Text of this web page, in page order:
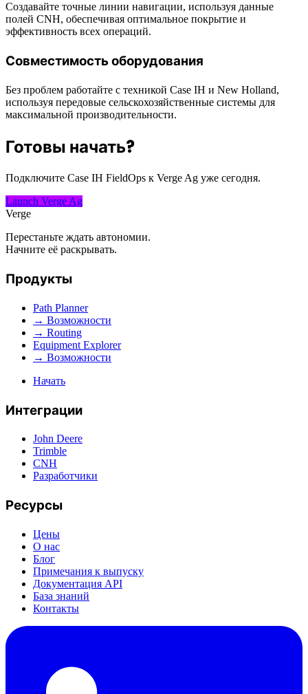
Создавайте точные линии навигации, используя данные
полей CNH, обеспечивая оптимальное покрытие и
эффективность всех операций.
Совместимость оборудования
Без проблем работайте с техникой Case IH и New Holland,
используя передовые сельскохозяйственные системы для
максимальной производительности.
Готовы начать?
Подключите Case IH FieldOps к Verge Ag уже сегодня.
Launch Verge Ag
Verge
Перестаньте ждать автономии.
Начните её раскрывать.
Продукты
Path Planner
→ Возможности
→ Routing
Equipment Explorer
→ Возможности
Начать
Интеграции
John Deere
Trimble
CNH
Разработчики
Ресурсы
Цены
О нас
Блог
Примечания к выпуску
Документация API
База знаний
Контакты